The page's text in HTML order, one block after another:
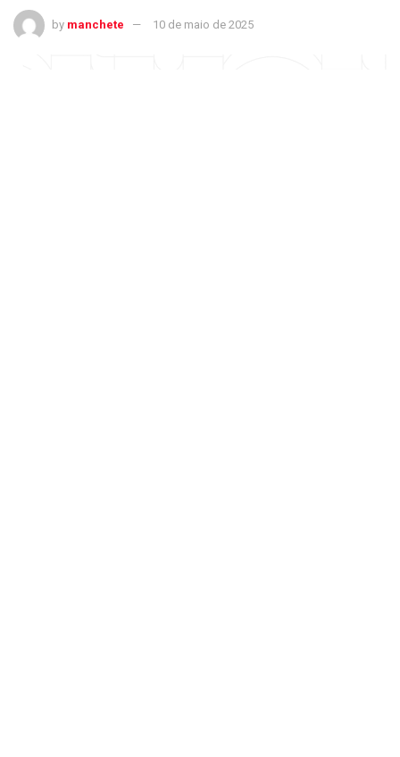
by manchete 10 de maio de 2025